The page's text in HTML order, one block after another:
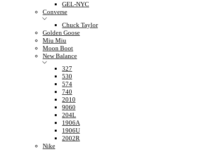
GEL-NYC
Converse
Chuck Taylor
Golden Goose
Miu Miu
Moon Boot
New Balance
327
530
574
740
2010
9060
204L
1906A
1906U
2002R
Nike